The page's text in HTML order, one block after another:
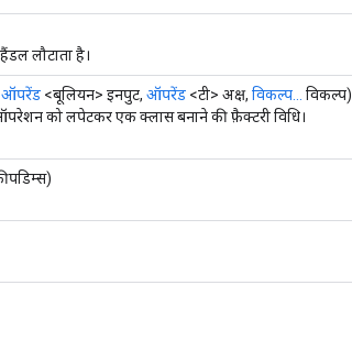
लौटाता है।
ऑपरेंड <बूलियन> इनपुट, ऑपरेंड <टी> अक्ष, विकल्प...
विकल्प)
को लपेटकर एक क्लास बनाने की फ़ैक्टरी विधि।